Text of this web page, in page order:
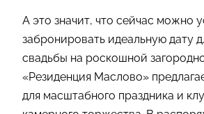
А это значит, что сейчас можно
забронировать идеальную дату
свадьбы на роскошной
«Резиденция Маслово»
для масштабного праздника и